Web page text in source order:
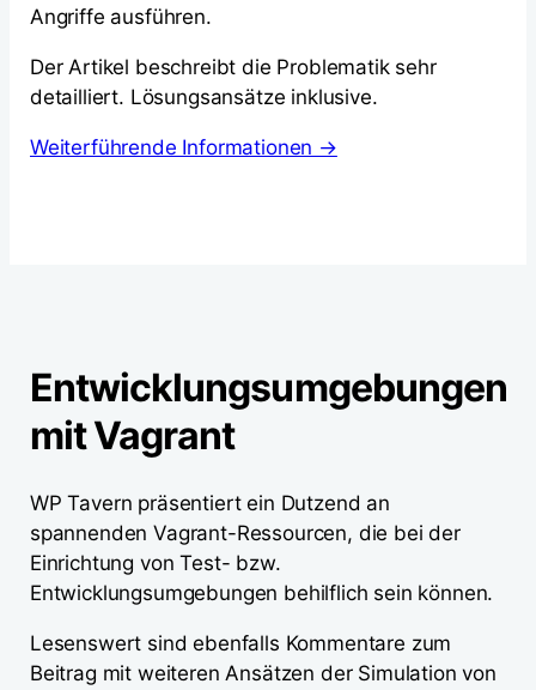
Angriffe ausführen.
Der Artikel beschreibt die Problematik sehr
detailliert. Lösungsansätze inklusive.
Weiterführende Informationen →
Entwicklungsumgebungen
mit Vagrant
WP Tavern präsentiert ein Dutzend an
spannenden Vagrant-Ressourcen, die bei der
Einrichtung von Test- bzw.
Entwicklungsumgebungen behilflich sein können.
Lesenswert sind ebenfalls Kommentare zum
Beitrag mit weiteren Ansätzen der Simulation von